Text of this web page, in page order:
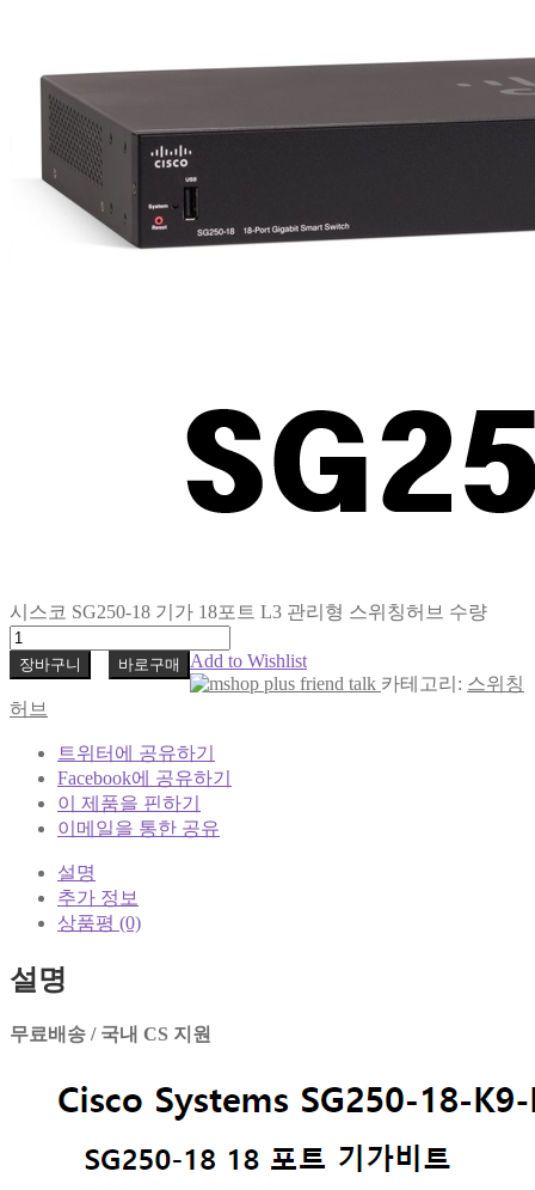
시스코 SG250-18 기가 18포트 L3 관리형 스위칭허브 수량
장바구니 바로구매
Add to Wishlist
카테고리: 스위칭
허브
트위터에 공유하기
Facebook에 공유하기
이 제품을 핀하기
이메일을 통한 공유
설명
추가 정보
상품평 (0)
설명
무료배송 / 국내 CS 지원